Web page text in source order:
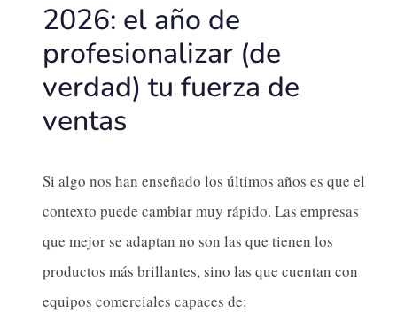
2026: el año de
profesionalizar (de
verdad) tu fuerza de
ventas
Si algo nos han enseñado los últimos años es que el
contexto puede cambiar muy rápido. Las empresas
que mejor se adaptan no son las que tienen los
productos más brillantes, sino las que cuentan con
equipos comerciales capaces de: